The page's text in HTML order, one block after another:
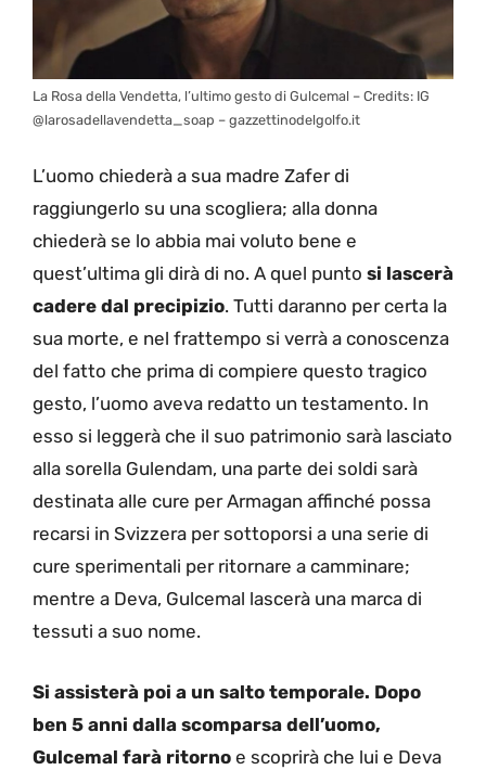
La Rosa della Vendetta, l’ultimo gesto di Gulcemal – Credits: IG
@larosadellavendetta_soap – gazzettinodelgolfo.it
L’uomo chiederà a sua madre Zafer di
raggiungerlo su una scogliera; alla donna
chiederà se lo abbia mai voluto bene e
quest’ultima gli dirà di no. A quel punto si lascerà
cadere dal precipizio. Tutti daranno per certa la
sua morte, e nel frattempo si verrà a conoscenza
del fatto che prima di compiere questo tragico
gesto, l’uomo aveva redatto un testamento. In
esso si leggerà che il suo patrimonio sarà lasciato
alla sorella Gulendam, una parte dei soldi sarà
destinata alle cure per Armagan affinché possa
recarsi in Svizzera per sottoporsi a una serie di
cure sperimentali per ritornare a camminare;
mentre a Deva, Gulcemal lascerà una marca di
tessuti a suo nome.
Si assisterà poi a un salto temporale. Dopo
ben 5 anni dalla scomparsa dell’uomo,
Gulcemal farà ritorno e scoprirà che lui e Deva